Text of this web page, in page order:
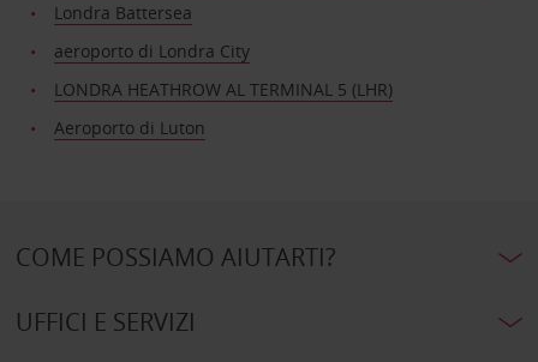
Londra Battersea
aeroporto di Londra City
LONDRA HEATHROW AL TERMINAL 5 (LHR)
Aeroporto di Luton
COME POSSIAMO AIUTARTI?
UFFICI E SERVIZI